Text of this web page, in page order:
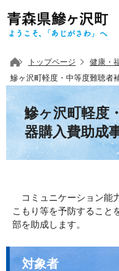
トップページ
健康・
鰺ヶ沢町軽度・中等度難聴者
鰺ヶ沢町軽度
器購入費助成
コミュニケーション能
こもり等を予防すること
部を助成します。
対象者